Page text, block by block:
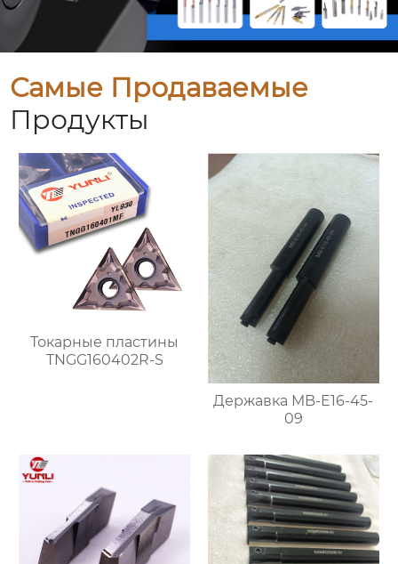
Самые Продаваемые
Продукты
Токарные пластины
TNGG160402R-S
Державка MB-E16-45-
09